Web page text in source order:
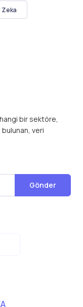
Zeka
bir sektöre,
veri
Gönder